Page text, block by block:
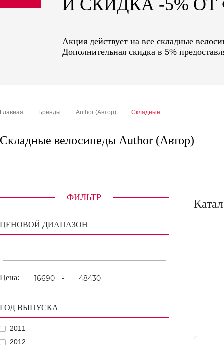
sale
И СКИДКА -5%
Акция действует на все складные
Дополнительная скидка в 5%
Главная Бренды Author (Автор) Складные
Складные велосипеды Author (Автор)
ФИЛЬТР
ЦЕНОВОЙ ДИАПАЗОН
Цена: -
ГОД ВЫПУСКА
2011
2012